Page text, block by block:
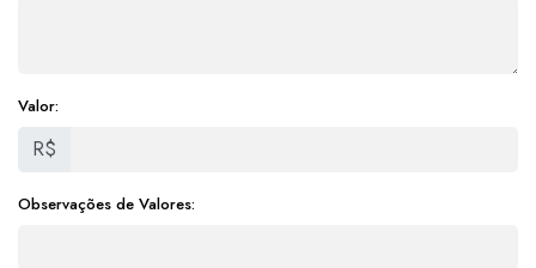
Valor:
R$
Observações de Valores: